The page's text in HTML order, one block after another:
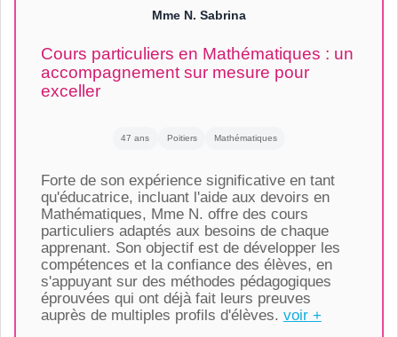
Mme N. Sabrina
Cours particuliers en Mathématiques : un
accompagnement sur mesure pour
exceller
47 ans Poitiers Mathématiques
Forte de son expérience significative en tant
qu'éducatrice, incluant l'aide aux devoirs en
Mathématiques, Mme N. offre des cours
particuliers adaptés aux besoins de chaque
apprenant. Son objectif est de développer les
compétences et la confiance des élèves, en
s'appuyant sur des méthodes pédagogiques
éprouvées qui ont déjà fait leurs preuves
auprès de multiples profils d'élèves. voir +